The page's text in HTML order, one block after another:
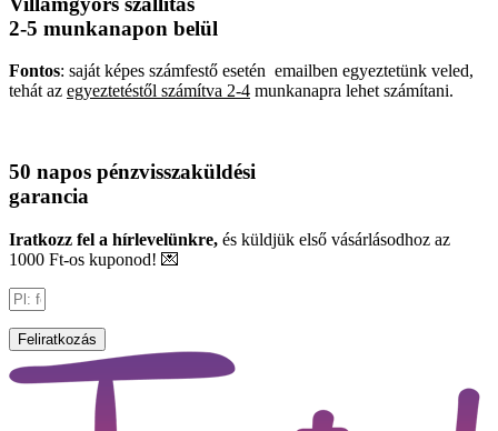
2-5 munkanapon belül
Fontos: saját képes számfestő esetén emailben egyeztetünk veled,
tehát az egyeztetéstől számítva 2-4 munkanapra lehet számítani.
50 napos pénzvisszaküldési
garancia
Iratkozz fel a hírlevelünkre, és küldjük első vásárlásodhoz az
1000 Ft-os kuponod! 💌
Feliratkozás